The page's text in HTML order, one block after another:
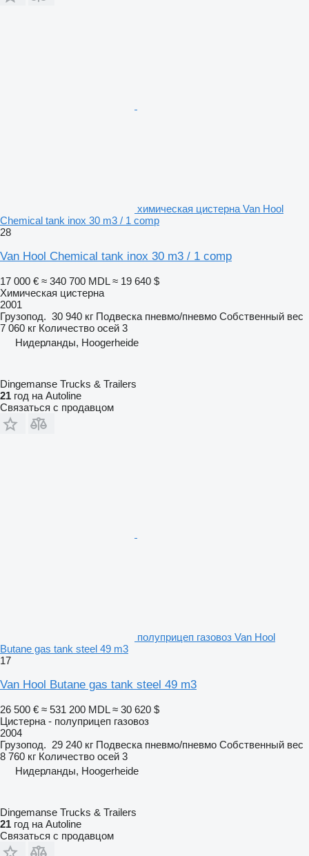
химическая цистерна Van Hool
Chemical tank inox 30 m3 / 1 comp
28
Van Hool Chemical tank inox 30 m3 / 1 comp
17 000 € ≈ 340 700 MDL ≈ 19 640 $
Химическая цистерна
2001
Грузопод. 30 940 кг Подвеска пневмо/пневмо Собственный вес
7 060 кг Количество осей 3
Нидерланды, Hoogerheide
Dingemanse Trucks & Trailers
21 год на Autoline
Связаться с продавцом
полуприцеп газовоз Van Hool
Butane gas tank steel 49 m3
17
Van Hool Butane gas tank steel 49 m3
26 500 € ≈ 531 200 MDL ≈ 30 620 $
Цистерна - полуприцеп газовоз
2004
Грузопод. 29 240 кг Подвеска пневмо/пневмо Собственный вес
8 760 кг Количество осей 3
Нидерланды, Hoogerheide
Dingemanse Trucks & Trailers
21 год на Autoline
Связаться с продавцом